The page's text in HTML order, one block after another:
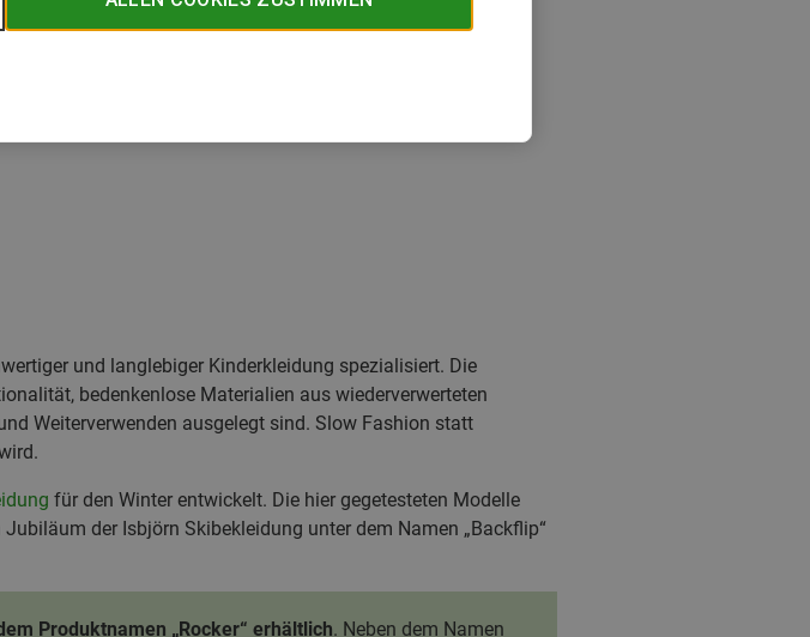
und langlebiger Kinderkleidung spezialisiert. Die
bedenkenlose Materialien aus wiederverwerteten
Weiterverwenden ausgelegt sind. Slow Fashion statt
für den Winter entwickelt. Die hier gegetesteten Modelle
der Isbjörn Skibekleidung unter dem Namen „Backflip“
Produktnamen „Rocker“ erhältlich. Neben dem Namen